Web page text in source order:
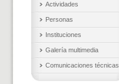
Actividades
Personas
Instituciones
Galería multimedia
Comunicaciones técnicas